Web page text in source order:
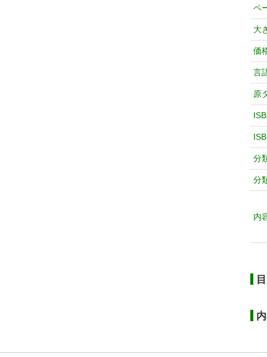
ペ
大
価
言
原
分
分
内